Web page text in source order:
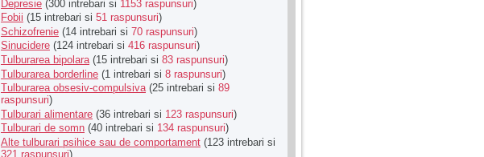
Depresie (300 intrebari si 1153 raspunsuri)
Fobii (15 intrebari si 51 raspunsuri)
Schizofrenie (14 intrebari si 70 raspunsuri)
Sinucidere (124 intrebari si 416 raspunsuri)
Tulburarea bipolara (15 intrebari si 83 raspunsuri)
Tulburarea borderline (1 intrebari si 8 raspunsuri)
Tulburarea obsesiv-compulsiva(25 intrebari si 89
raspunsuri)
Tulburari alimentare (36 intrebari si 123 raspunsuri)
Tulburari de somn (40 intrebari si 134 raspunsuri)
Alte tulburari psihice sau de comportament (123 intrebari si
321 raspunsuri)